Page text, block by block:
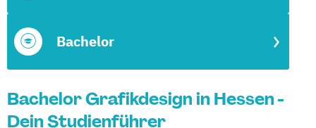
Bachelor
Bachelor Grafikdesign in Hessen -
Dein Studienführer